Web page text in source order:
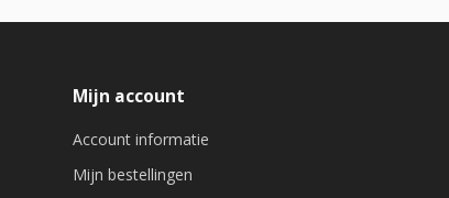
Mijn account
Account informatie
Mijn bestellingen